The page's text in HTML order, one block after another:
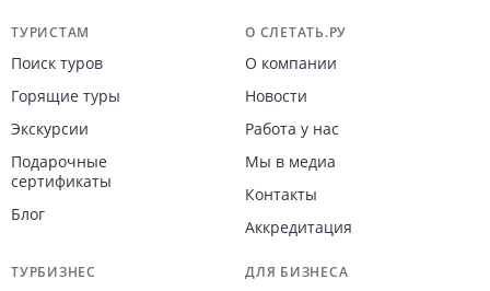
Навигация по сайту
ТУРИСТАМ
Поиск туров
Горящие туры
Экскурсии
Подарочные
сертификаты
Блог
О СЛЕТАТЬ.РУ
О компании
Новости
Работа у нас
Мы в медиа
Контакты
Аккредитация
ТУРБИЗНЕС ДЛЯ БИЗНЕСА